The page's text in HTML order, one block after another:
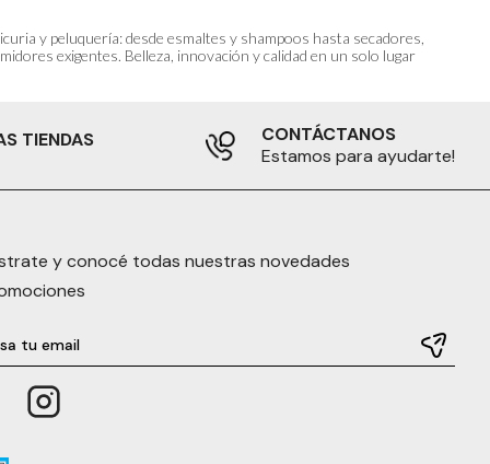
y peluquería: desde esmaltes y shampoos hasta secadores,
exigentes. Belleza, innovación y calidad en un solo lugar
TIENDAS
CONTÁCTANOS
Estamos para ayudarte!
y conocé todas nuestras novedades